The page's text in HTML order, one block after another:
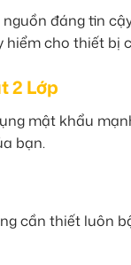
đáng tin
hiểm cho thiết bị
2 Lớp
mật khẩu
bạn.
cần thiết luôn